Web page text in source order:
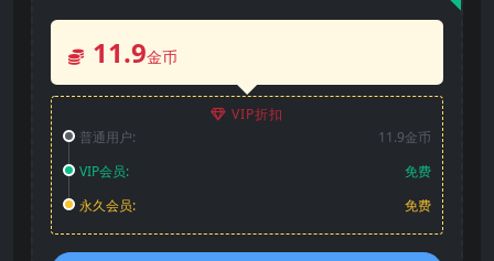
11.9金币
VIP折扣
普通用户:
11.9金币
VIP会员:
免费
永久会员:
免费